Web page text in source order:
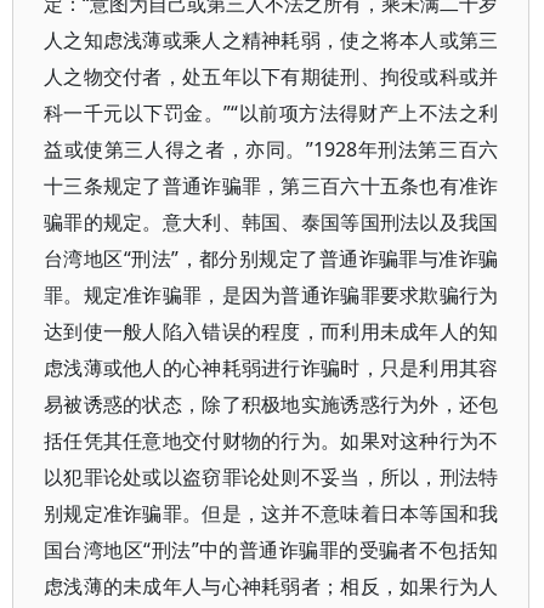
人之知虑浅薄或乘人之精神耗弱，使之将本人或第三
人之物交付者，处五年以下有期徒刑、拘役或科或并
科一千元以下罚金。”“以前项方法得财产上不法之利
益或使第三人得之者，亦同。”1928年刑法第三百六
十三条规定了普通诈骗罪，第三百六十五条也有准诈
骗罪的规定。意大利、韩国、泰国等国刑法以及我国
台湾地区“刑法”，都分别规定了普通诈骗罪与准诈骗
罪。规定准诈骗罪，是因为普通诈骗罪要求欺骗行为
达到使一般人陷入错误的程度，而利用未成年人的知
虑浅薄或他人的心神耗弱进行诈骗时，只是利用其容
易被诱惑的状态，除了积极地实施诱惑行为外，还包
括任凭其任意地交付财物的行为。如果对这种行为不
以犯罪论处或以盗窃罪论处则不妥当，所以，刑法特
别规定准诈骗罪。但是，这并不意味着日本等国和我
国台湾地区“刑法”中的普通诈骗罪的受骗者不包括知
虑浅薄的未成年人与心神耗弱者；相反，如果行为人